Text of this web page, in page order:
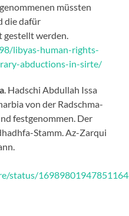
müssten
die dafür
werden.
libyas-human-rights-
abductions-in-sirte/
. Hadschi Abdullah Issa
von der Radschma-
festgenommen. Der
Stamm. Az-Zarqui
status/